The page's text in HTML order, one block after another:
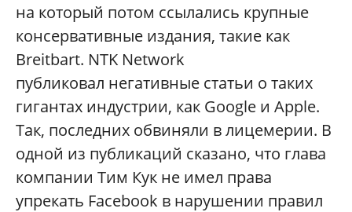
на который потом ссылались крупные
консервативные издания, такие как
Breitbart. NTK Network
публиковал негативные статьи о таких
гигантах индустрии, как Google и Apple.
Так, последних обвиняли в лицемерии. В
одной из публикаций сказано, что глава
компании Тим Кук не имел права
упрекать Facebook в нарушении правил